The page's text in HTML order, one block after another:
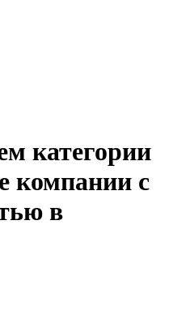
категории
компании с
в